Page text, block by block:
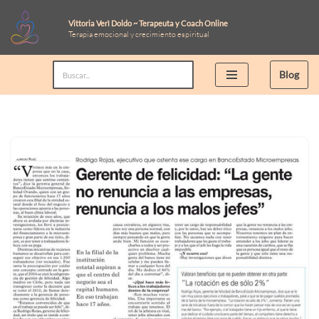
Saltar
al
Vittoria Verì Doldo ~ Terapeuta y Coach Online
Terapia emocional y crecimiento espiritual
Blog